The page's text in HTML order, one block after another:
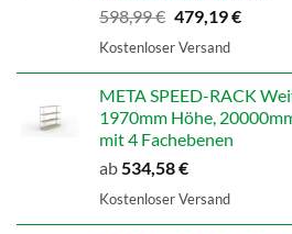
598,99€ Ursprünglicher
Preis
479,19€
Kostenloser Versand
META SPEED-RACK
1970mm Höhe,
mit 4 Fachebenen
ab534,58€
Kostenloser Versand